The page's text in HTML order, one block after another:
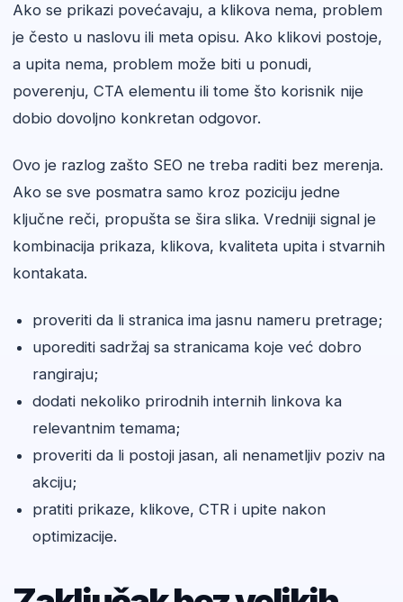
Ako se prikazi povećavaju, a klikova nema, problem
je često u naslovu ili meta opisu. Ako klikovi postoje,
a upita nema, problem može biti u ponudi,
poverenju, CTA elementu ili tome što korisnik nije
dobio dovoljno konkretan odgovor.
Ovo je razlog zašto SEO ne treba raditi bez merenja.
Ako se sve posmatra samo kroz poziciju jedne
ključne reči, propušta se šira slika. Vredniji signal je
kombinacija prikaza, klikova, kvaliteta upita i stvarnih
kontakata.
proveriti da li stranica ima jasnu nameru pretrage;
uporediti sadržaj sa stranicama koje već dobro
rangiraju;
dodati nekoliko prirodnih internih linkova ka
relevantnim temama;
proveriti da li postoji jasan, ali nenametljiv poziv na
akciju;
pratiti prikaze, klikove, CTR i upite nakon
optimizacije.